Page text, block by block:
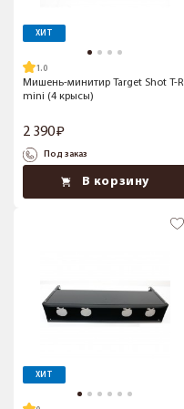
ХИТ
1.0
Мишень-минитир Target Shot T-R
mini (4 крысы)
2 390
Под заказ
В корзину
ХИТ